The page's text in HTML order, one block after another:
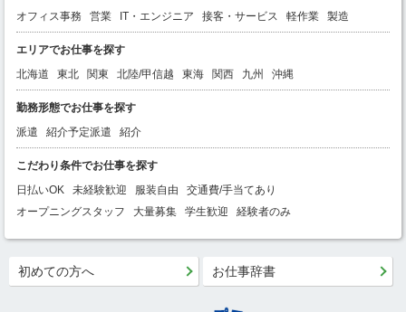
オフィス事務
営業 IT・エンジニア 接客・サービス 軽作業 製造
エリアでお仕事を探す
北海道
東北 関東 北陸/甲信越 東海 関西 九州 沖縄
勤務形態でお仕事を探す
派遣
紹介予定派遣 紹介
こだわり条件でお仕事を探す
日払いOK
未経験歓迎 服装自由
交通費/手当てあり
オープニングスタッフ
大量募集 学生歓迎 経験者のみ
初めての方へ お仕事辞書